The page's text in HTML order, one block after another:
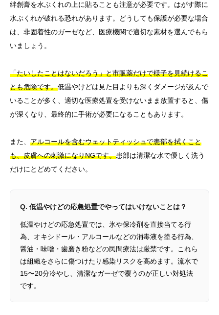
絆創膏を水ぶくれの上に貼ることも注意が必要です。はがす際に
水ぶくれが破れる恐れがあります。どうしても保護が必要な場合
は、非固着性のガーゼなど、医療機関で適切な素材を選んでもら
いましょう。
「たいしたことはないだろう」と市販薬だけで様子を見続けるこ
とも危険です。低温やけどは見た目よりも深くダメージが及んで
いることが多く、適切な医療処置を受けないまま放置すると、傷
が深くなり、最終的に手術が必要になることもあります。
また、 アルコールを含むウェットティッシュで患部を拭くこと
も、皮膚への刺激になりNGです。患部は清潔な水で優しく洗う
だけにとどめてください。
Q. 低温やけどの応急処置でやってはいけないことは？
低温やけどの応急処置では、氷や保冷剤を直接当てる行
為、オキシドール・アルコールなどの消毒液を塗る行為、
醤油・味噌・歯磨き粉などの民間療法は厳禁です。これら
は組織をさらに傷つけたり感染リスクを高めます。流水で
15〜20分冷やし、清潔なガーゼで覆うのが正しい対処法
です。